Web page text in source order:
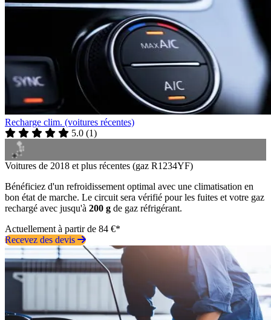
Recharge clim. (voitures récentes)
5.0 (1)
Voitures de 2018 et plus récentes (gaz R1234YF)
Bénéficiez d'un refroidissement optimal avec une climatisation en
bon état de marche. Le circuit sera vérifié pour les fuites et votre gaz
rechargé avec jusqu'à 200 g de gaz réfrigérant.
Actuellement à partir de 84 €*
Recevez des devis